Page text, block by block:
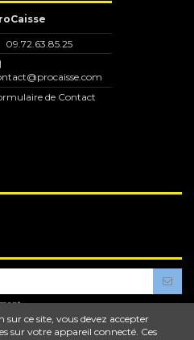
09.72.63.85.25
de Contact
du site.ce site, vous devez accepter
sur votre appareil connecté. Ces